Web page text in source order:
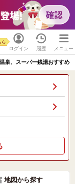
ログイン
ら
履歴 メニュー
泉、スーパー銭湯おすすめ
地図から探す